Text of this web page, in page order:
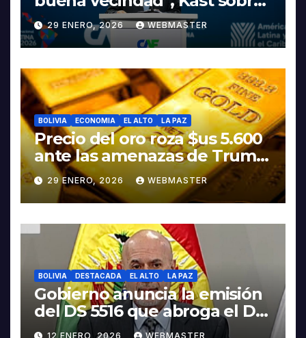
discurso del presidente
Rodrigo Paz
29 ENERO, 2026 WEBMASTER
BOLIVIA ECONOMIA EL ALTO LA PAZ
Precio del oro roza $us 5.600
ante las amenazas de Trump
contra Irán
29 ENERO, 2026 WEBMASTER
BOLIVIA DESTACADA EL ALTO LA PAZ
Gobierno anuncia la emisión
del DS 5516 que abroga el DS
5503
12 ENERO, 2026 WEBMASTER